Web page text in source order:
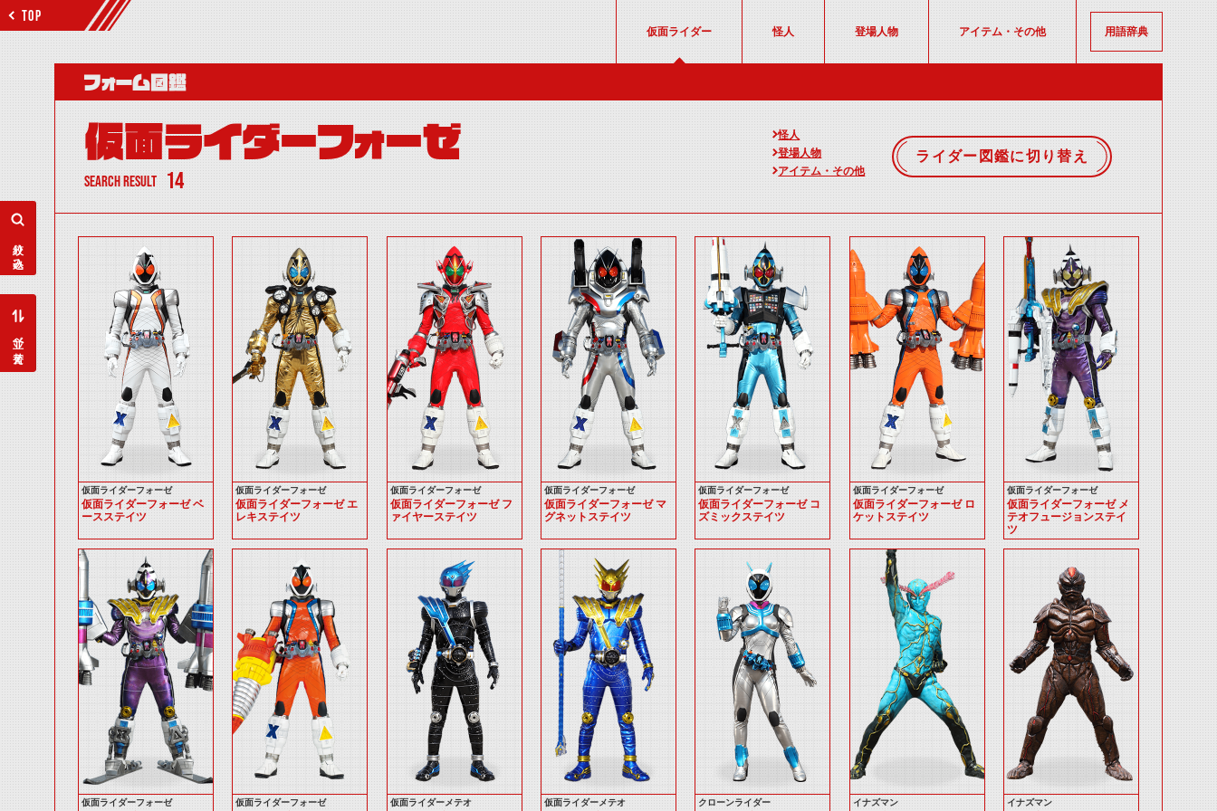
TOP
仮面ライダー 怪人 登場人物 アイテム・その他 用語辞典
フォーム図鑑
仮面ライダーフォーゼ
SEARCH RESULT 14
怪人
登場人物
アイテム・その他
ライダー図鑑に切り替え
仮面ライダーフォーゼ
仮面ライダーフォーゼ ベ
ースステイツ
仮面ライダーフォーゼ
仮面ライダーフォーゼ エ
レキステイツ
仮面ライダーフォーゼ
仮面ライダーフォーゼ フ
ァイヤーステイツ
仮面ライダーフォーゼ
仮面ライダーフォーゼ マ
グネットステイツ
仮面ライダーフォーゼ
仮面ライダーフォーゼ コ
ズミックステイツ
仮面ライダーフォーゼ
仮面ライダーフォーゼ ロ
ケットステイツ
仮面ライダーフォーゼ
仮面ライダーフォーゼ メ
テオフュージョンステイ
ツ
仮面ライダーフォーゼ 仮面ライダーフォーゼ 仮面ライダーメテオ 仮面ライダーメテオ クローンライダー イナズマン イナズマン
並べ替え
絞り込み